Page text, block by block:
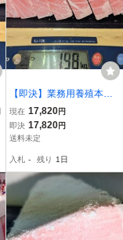
【即決】業務用養殖本鮪
（マルタ産）背/中トロブ
ロック 1980g★１ブロッ
ク入り（サク取り済み）
現在 17,820円
即決 17,820円
送料未定
入札 - 残り 1日